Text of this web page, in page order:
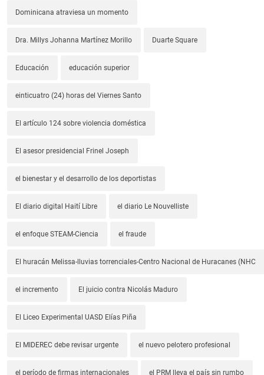
Dominicana atraviesa un momento
Dra. Millys Johanna Martínez Morillo Duarte Square
Educación educación superior
einticuatro (24) horas del Viernes Santo
El artículo 124 sobre violencia doméstica
El asesor presidencial Frinel Joseph
el bienestar y el desarrollo de los deportistas
El diario digital Haití Libre el diario Le Nouvelliste
el enfoque STEAM-Ciencia el fraude
El huracán Melissa-lluvias torrenciales-Centro Nacional de Huracanes (NHC
el incremento El juicio contra Nicolás Maduro
El Liceo Experimental UASD Elías Piña
El MIDEREC debe revisar urgente el nuevo pelotero profesional
el período de firmas internacionales el PRM lleva el país sin rumbo